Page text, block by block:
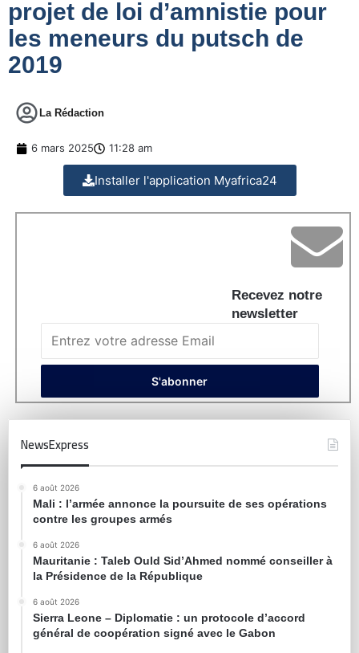
projet de loi d’amnistie pour
les meneurs du putsch de
2019
La Rédaction
6 mars 2025 11:28 am
Installer l'application Myafrica24
Recevez notre
newsletter
NewsExpress
6 août 2026
Mali : l’armée annonce la poursuite de ses opérations
contre les groupes armés
6 août 2026
Mauritanie : Taleb Ould Sid’Ahmed nommé conseiller à
la Présidence de la République
6 août 2026
Sierra Leone – Diplomatie : un protocole d’accord
général de coopération signé avec le Gabon